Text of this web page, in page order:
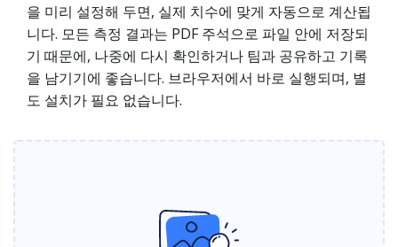
을 미리 설정해 두면, 실제 치수에 맞게 자동으로 계산됩
니다. 모든 측정 결과는 PDF 주석으로 파일 안에 저장되
기 때문에, 나중에 다시 확인하거나 팀과 공유하고 기록
을 남기기에 좋습니다. 브라우저에서 바로 실행되며, 별
도 설치가 필요 없습니다.